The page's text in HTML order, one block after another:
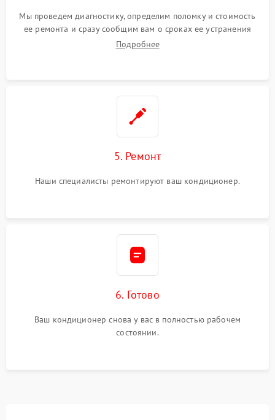
Мы проведем диагностику, определим поломку и стоимость
ее ремонта и сразу сообщим вам о сроках ее устранения
Подробнее
5. Ремонт
Наши специалисты ремонтируют ваш кондиционер.
6. Готово
Ваш кондиционер снова у вас в полностью рабочем
состоянии.